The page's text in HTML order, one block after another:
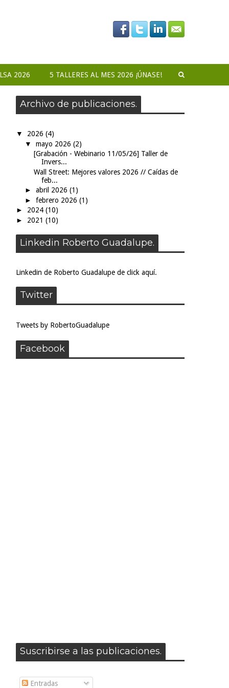
2026 5 TALLERES AL MES 2026 ¡ÚNASE!
Archivo de publicaciones.
▼ 2026 (4)
▼ mayo 2026 (2)
[Grabación - Webinario 11/05/26] Taller de
Invers...
Wall Street: Mejores valores 2026 // Caídas de
feb...
► abril 2026 (1)
► febrero 2026 (1)
► 2024 (10)
► 2021 (10)
Linkedin Roberto Guadalupe.
Linkedin de Roberto Guadalupe de click aquí.
Twitter
Tweets by RobertoGuadalupe
Facebook
Suscribirse a las publicaciones.
Entradas